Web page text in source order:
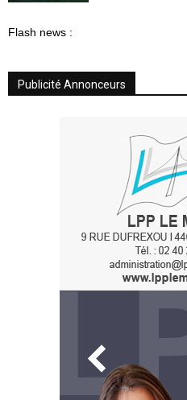
Flash news :
Publicité Annonceurs